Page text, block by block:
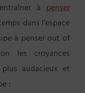
à penser
dans l’espace
à penser out of
les croyances
audacieux et
: